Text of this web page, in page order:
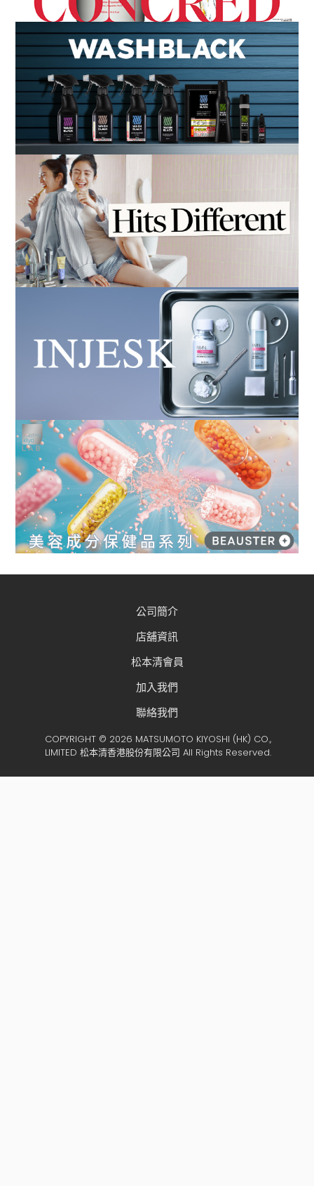
公司簡介
店舖資訊
松本清會員
加入我們
聯絡我們
COPYRIGHT © 2026 MATSUMOTO KIYOSHI (HK) CO.,
LIMITED 松本清香港股份有限公司 All Rights Reserved.